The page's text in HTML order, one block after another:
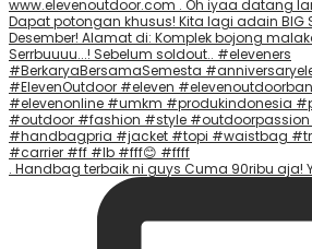
. Handbag terbaik ni guys Cuma 90ribu aja!